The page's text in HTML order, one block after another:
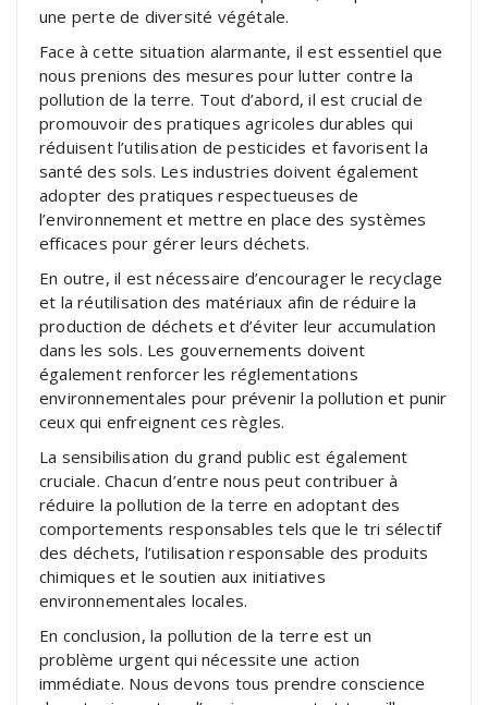
une perte de diversité végétale.
Face à cette situation alarmante, il est essentiel que
nous prenions des mesures pour lutter contre la
pollution de la terre. Tout d’abord, il est crucial de
promouvoir des pratiques agricoles durables qui
réduisent l’utilisation de pesticides et favorisent la
santé des sols. Les industries doivent également
adopter des pratiques respectueuses de
l’environnement et mettre en place des systèmes
efficaces pour gérer leurs déchets.
En outre, il est nécessaire d’encourager le recyclage
et la réutilisation des matériaux afin de réduire la
production de déchets et d’éviter leur accumulation
dans les sols. Les gouvernements doivent
également renforcer les réglementations
environnementales pour prévenir la pollution et punir
ceux qui enfreignent ces règles.
La sensibilisation du grand public est également
cruciale. Chacun d’entre nous peut contribuer à
réduire la pollution de la terre en adoptant des
comportements responsables tels que le tri sélectif
des déchets, l’utilisation responsable des produits
chimiques et le soutien aux initiatives
environnementales locales.
En conclusion, la pollution de la terre est un
problème urgent qui nécessite une action
immédiate. Nous devons tous prendre conscience